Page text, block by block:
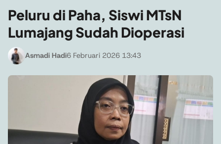
Peluru di Paha, Siswi MTsN
Lumajang Sudah Dioperasi
Asmadi Hadi6 Februari 2026 13:43